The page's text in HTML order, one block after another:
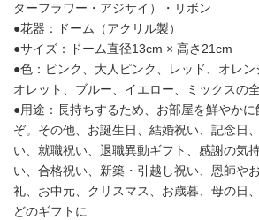
ターフラワー・アジサイ）・リボン
●花器：ドーム（アクリル製）
●サイズ：ドーム直径13cm × 高さ21cm
●色：ピンク、大人ピンク、レッド、オレ
オレット、ブルー、イエロー、ミックスの
●用途：長持ちするため、お部屋を鮮やかに
ぞ。その他、お誕生日、結婚祝い、記念日
い、就職祝い、退職異動ギフト、感謝の気
い、合格祝い、新築・引越し祝い、恩師や
礼、お中元、クリスマス、お歳暮、母の日
どのギフトに